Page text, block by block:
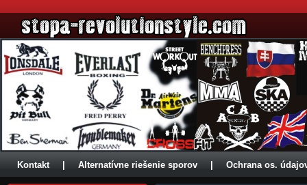
Kontakt Alternatívne riešenie sporov Ochrana os.